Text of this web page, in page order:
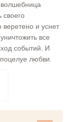
волшебница
своего
и уснет
все
событий. И
любви.